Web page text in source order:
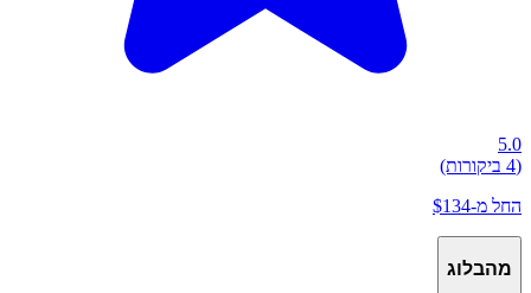
5.0
(4 ביקורות)
החל מ-$134
מהבלוג